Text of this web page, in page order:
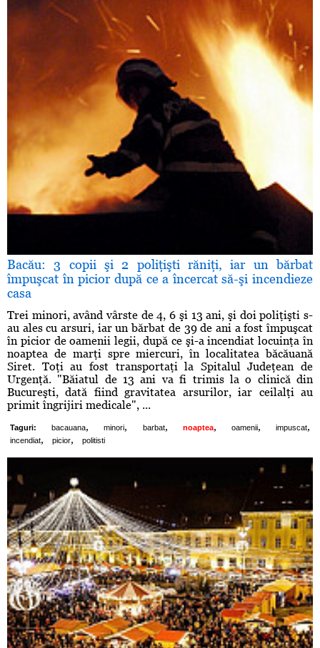
Bacău: 3 copii şi 2 poliţişti răniţi, iar un bărbat
împuşcat în picior după ce a încercat să-şi incendieze
casa
Trei minori, având vârste de 4, 6 şi 13 ani, şi doi poliţişti s-
au ales cu arsuri, iar un bărbat de 39 de ani a fost împuşcat
în picior de oamenii legii, după ce şi-a incendiat locuinţa în
noaptea de marţi spre miercuri, în localitatea băcăuană
Siret. Toţi au fost transportaţi la Spitalul Judeţean de
Urgenţă. "Băiatul de 13 ani va fi trimis la o clinică din
Bucureşti, dată fiind gravitatea arsurilor, iar ceilalţi au
primit îngrijiri medicale", ...
Taguri: bacauana, minori, barbat, noaptea, oamenii, impuscat,
incendiat, picior, politisti